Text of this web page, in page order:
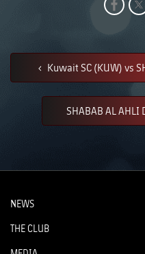
Kuwait SC (KUW) vs
SHABAB AL AHLI
NEWS
THE CLUB